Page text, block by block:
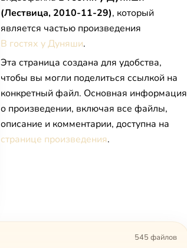
(Лествица, 2010-11-29), который
является частью произведения
В гостях у Дуняши.
Эта страница создана для удобства,
чтобы вы могли поделиться ссылкой на
конкретный файл. Основная информация
о произведении, включая все файлы,
описание и комментарии, доступна на
странице произведения.
545 файлов